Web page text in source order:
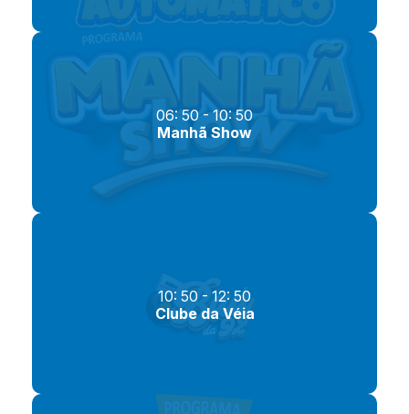
06: 50 - 10: 50
Manhã Show
10: 50 - 12: 50
Clube da Véia